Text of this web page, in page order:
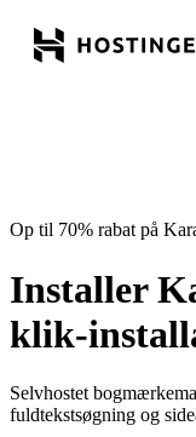
Op til 70% rabat på
Installer
klik-
Selvhostet
fuldtekstsøgning og